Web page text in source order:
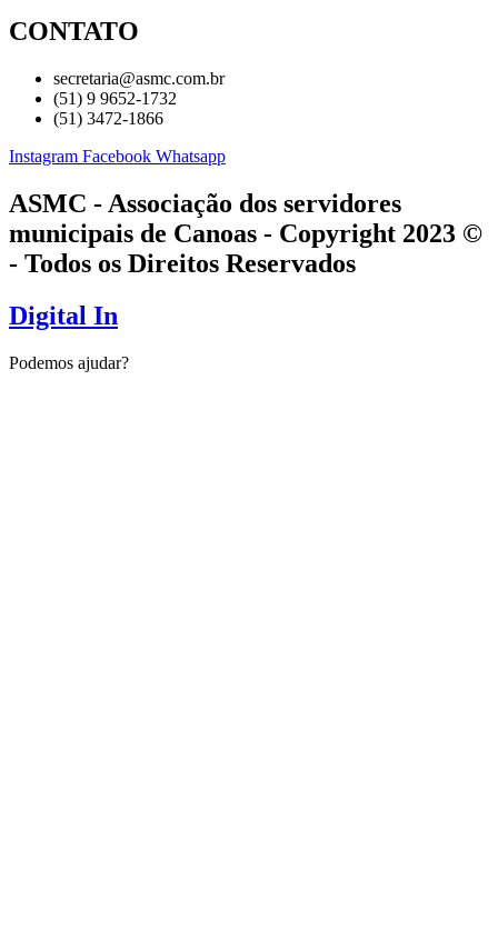
CONTATO
secretaria@asmc.com.br
(51) 9 9652-1732
(51) 3472-1866
Instagram Facebook Whatsapp
ASMC - Associação dos servidores
municipais de Canoas - Copyright 2023 ©
- Todos os Direitos Reservados
Digital In
Podemos ajudar?